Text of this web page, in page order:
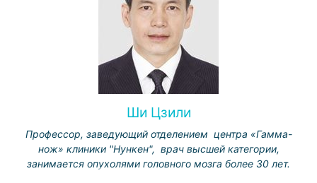
Ши Цзили
Профессор, заведующий отделением центра «Гамма-
нож» клиники "Нункен", врач высшей категории,
занимается опухолями головного мозга более 30 лет.